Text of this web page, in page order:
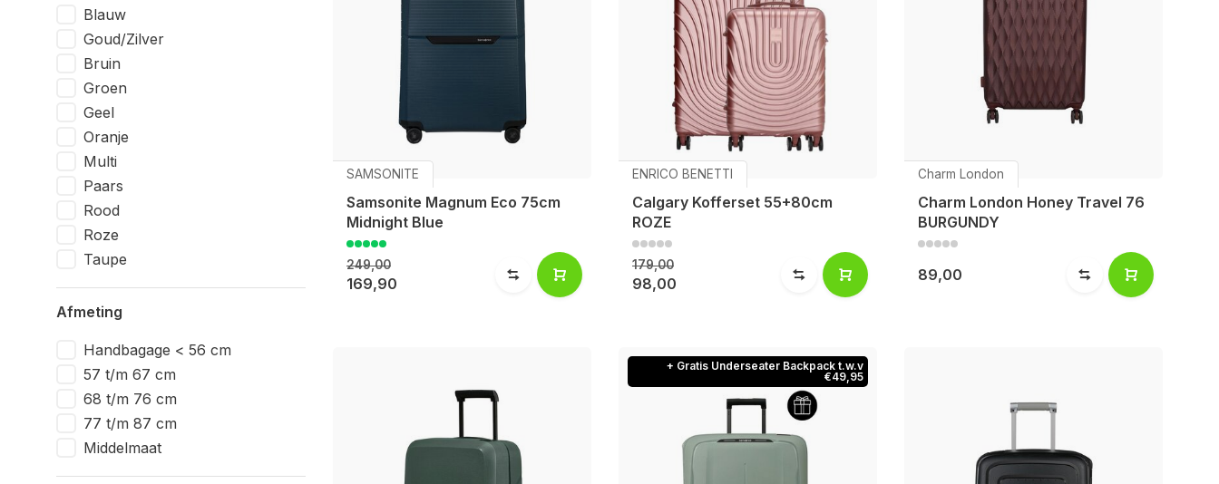
Blauw
Goud/Zilver
Bruin
Groen
Geel
Oranje
Multi
Paars
Rood
Roze
Taupe
Afmeting
Handbagage < 56 cm
57 t/m 67 cm
68 t/m 76 cm
77 t/m 87 cm
Middelmaat
SAMSONITE
Samsonite Magnum Eco 75cm
Midnight Blue
249,00
169,90
ENRICO BENETTI
Calgary Kofferset 55+80cm
ROZE
179,00
98,00
Charm London
Charm London Honey Travel 76
BURGUNDY
89,00
+ Gratis Underseater Backpack t.w.v
€49,95